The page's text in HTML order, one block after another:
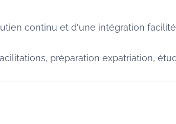
continu et d'une intégration
préparation expatriation,